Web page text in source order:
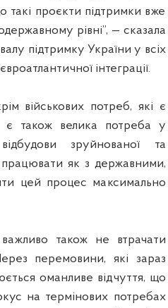
такі проєкти підтримки вже
рівні”, — сказала
підтримку України у всіх
інтеграції.
військових потреб, які є
є також велика потреба у
зруйнованої та
як з державними,
цей процес максимально
також не втрачати
перемовини, які зараз
оманливе відчуття, що
на термінових потребах